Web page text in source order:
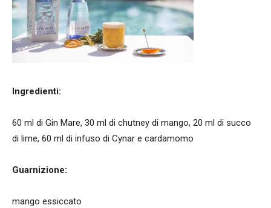
Ingredienti:
60 ml di Gin Mare, 30 ml di chutney di mango, 20 ml di succo
di lime, 60 ml di infuso di Cynar e cardamomo
Guarnizione:
mango essiccato